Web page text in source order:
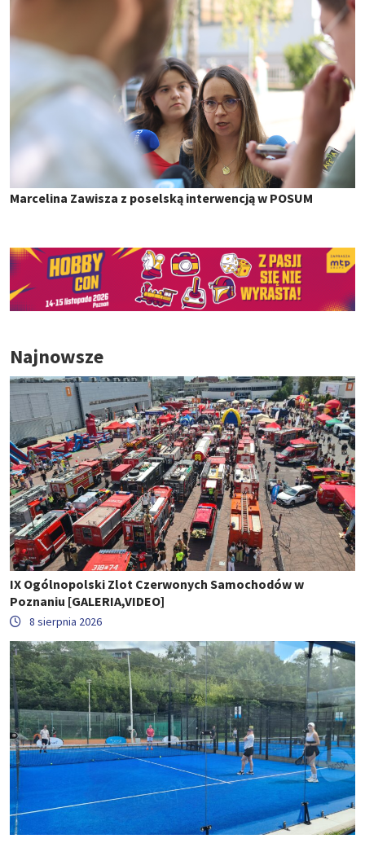
Marcelina Zawisza z poselską interwencją w POSUM
Najnowsze
IX Ogólnopolski Zlot Czerwonych Samochodów w
Poznaniu [GALERIA,VIDEO]
8 sierpnia 2026